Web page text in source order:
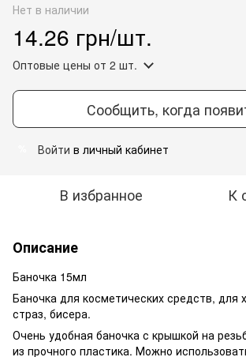
Нет в наличии
14.26 грн/шт.
Оптовые цены от 2 шт.
Сообщить, когда
Войти в личный кабинет
В избранное К
Описание
Баночка 15мл
Баночка для косметических средств, для
страз, бисера.
Очень удобная баночка с крышкой на
из прочного пластика. Можно